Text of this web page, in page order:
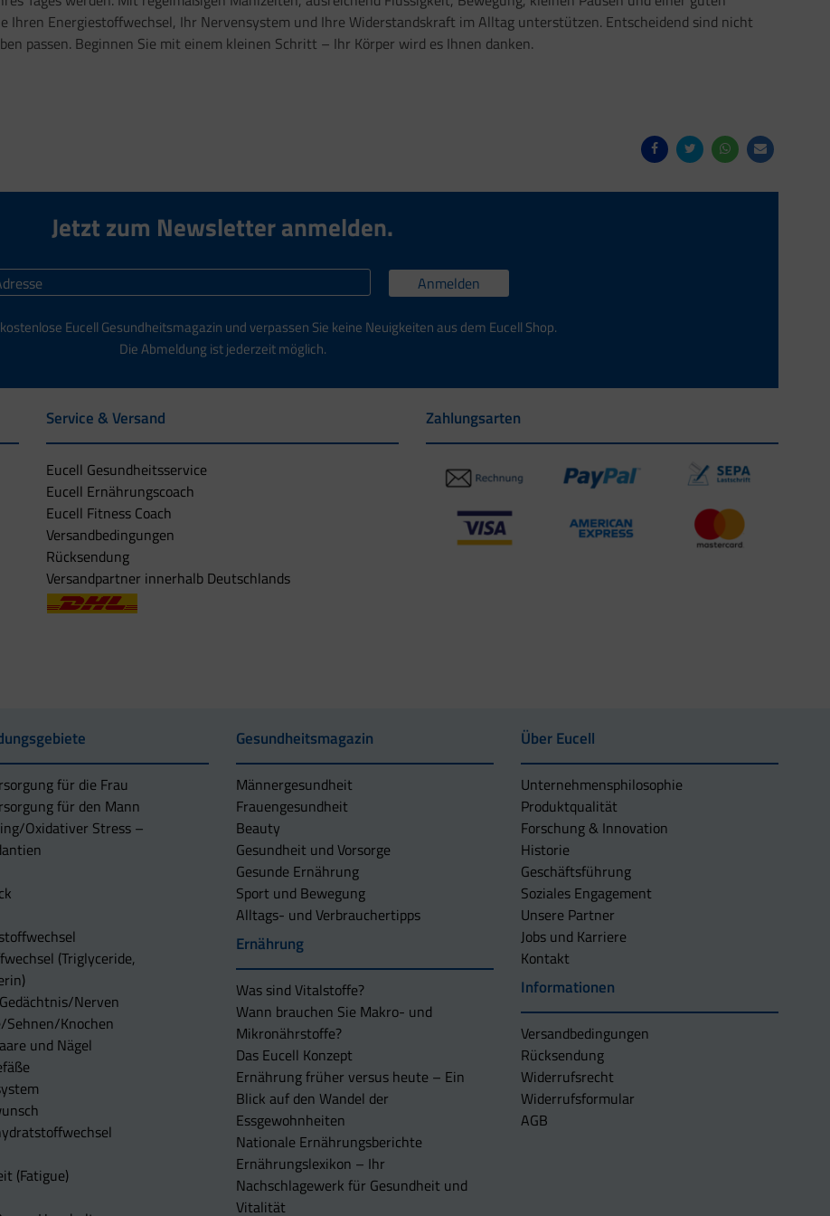
Energiestoffwechsel, Ihr Nervensystem und Ihre Widerstandskraft im Alltag unterstützen. Entscheidend sind nicht
passen. Beginnen Sie mit einem kleinen Schritt – Ihr Körper wird es Ihnen danken.
Jetzt zum Newsletter anmelden.
Anmelden
Eucell Gesundheitsmagazin und verpassen Sie keine Neuigkeiten aus dem Eucell Shop.
Die Abmeldung ist jederzeit möglich.
Service & Versand
Eucell Gesundheitsservice
Eucell Ernährungscoach
Eucell Fitness Coach
Versandbedingungen
Rücksendung
Versandpartner innerhalb Deutschlands
Zahlungsarten
für die Frau
für den Mann
Oxidativer Stress –
(Triglyceride,
Nerven
Sehnen/Knochen
und Nägel
(Fatigue)
Gesundheitsmagazin
Männergesundheit
Frauengesundheit
Beauty
Gesundheit und Vorsorge
Gesunde Ernährung
Sport und Bewegung
Alltags- und Verbrauchertipps
Ernährung
Was sind Vitalstoffe?
Wann brauchen Sie Makro- und
Mikronährstoffe?
Das Eucell Konzept
Ernährung früher versus heute – Ein
Blick auf den Wandel der
Essgewohnheiten
Nationale Ernährungsberichte
Ernährungslexikon – Ihr
Nachschlagewerk für Gesundheit und
Vitalität
Über Eucell
Unternehmens­philosophie
Produktqualität
Forschung & Innovation
Historie
Geschäftsführung
Soziales Engagement
Unsere Partner
Jobs und Karriere
Kontakt
Informationen
Versandbedingungen
Rücksendung
Widerrufsrecht
Widerrufsformular
AGB